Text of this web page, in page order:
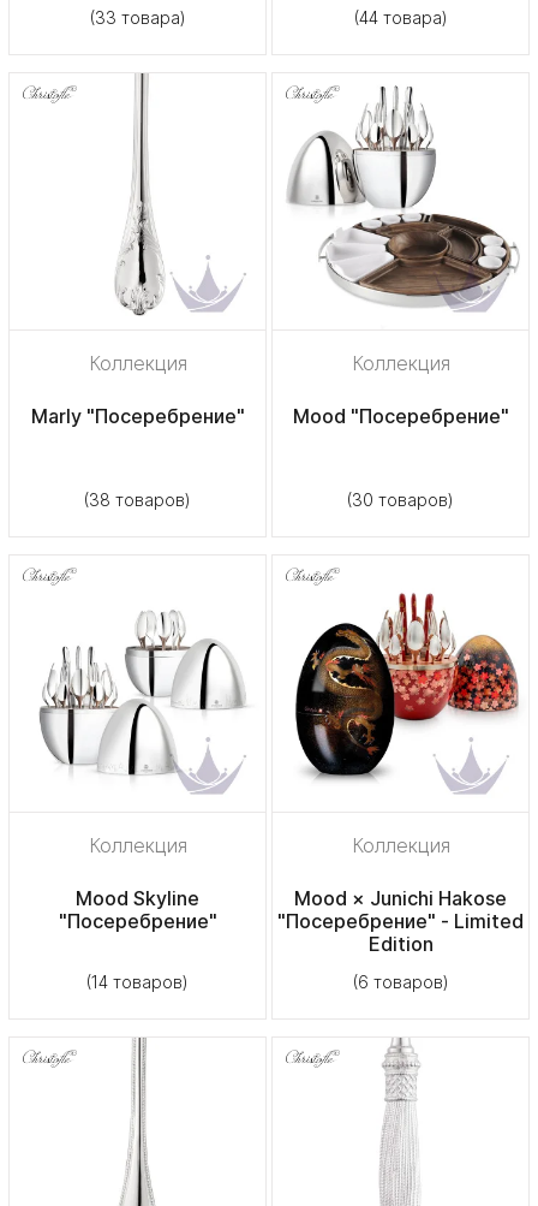
(33 товара) (44 товара)
Коллекция
Marly "Посеребрение"
(38 товаров)
Коллекция
Mood "Посеребрение"
(30 товаров)
Коллекция
Mood Skyline
"Посеребрение"
(14 товаров)
Коллекция
Mood × Junichi Hakose
"Посеребрение" - Limited
Edition
(6 товаров)